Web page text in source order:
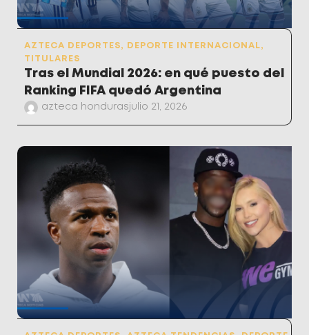
AZTECA DEPORTES, DEPORTE INTERNACIONAL,
TITULARES
Tras el Mundial 2026: en qué puesto del
Ranking FIFA quedó Argentina
azteca hondurasjulio 21, 2026